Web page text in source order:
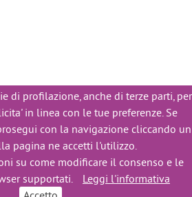
di profilazione, anche di terze parti, per
in linea con le tue preferenze. Se
con la navigazione cliccando un
pagina ne accetti l'utilizzo.
su come modificare il consenso e le
supportati.
Leggi l'informativa